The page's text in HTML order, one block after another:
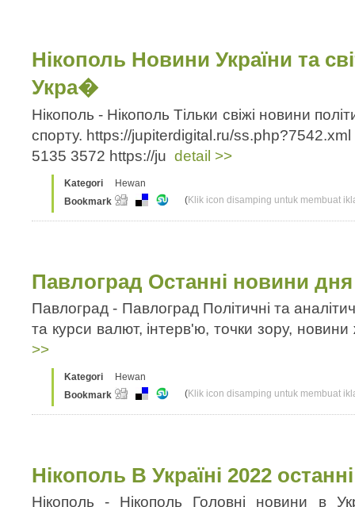
Нікополь Новини України та
Укра�
Нікополь - Нікополь Тільки свіжі новини
спорту. https://jupiterdigital.ru/
5135 3572 https://ju detail >>
Kategori
Hewan
Bookmark
(Klik icon disamping untuk membuat
Павлоград Останні новини дня
Павлоград - Павлоград Політичні та
та курси валют, інтерв'ю, точки зору,
>>
Kategori
Hewan
Bookmark
(Klik icon disamping untuk membuat
Нікополь В Україні 2022
Нікополь - Нікополь Головні новини в